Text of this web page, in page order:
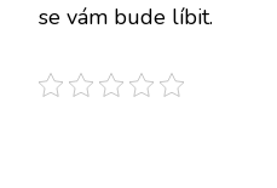
se vám bude líbit.